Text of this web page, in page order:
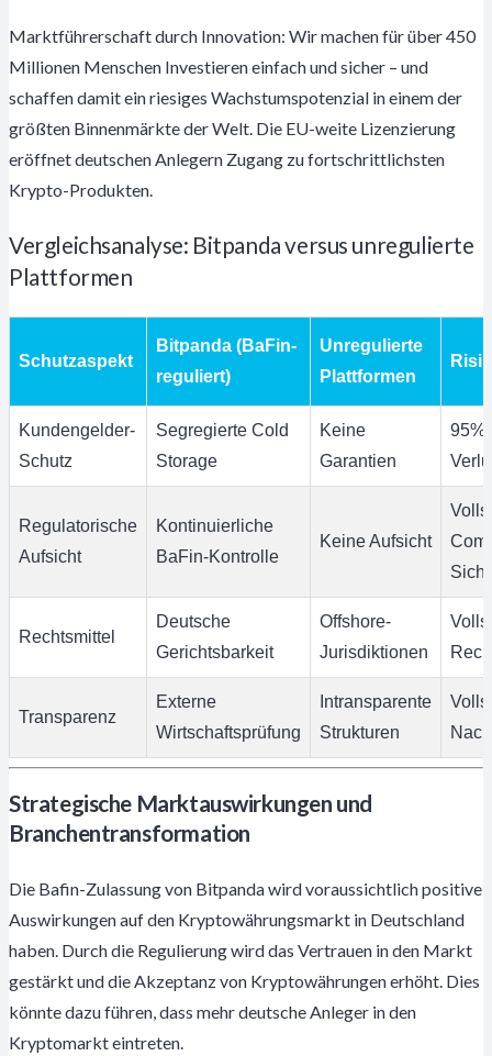
Marktführerschaft durch Innovation: Wir machen für über 450
Millionen Menschen Investieren einfach und sicher – und
schaffen damit ein riesiges Wachstumspotenzial in einem der
größten Binnenmärkte der Welt. Die EU-weite Lizenzierung
eröffnet deutschen Anlegern Zugang zu fortschrittlichsten
Krypto-Produkten.
Vergleichsanalyse: Bitpanda versus unregulierte
Plattformen
Schutzaspekt
Bitpanda (BaFin-
reguliert)
Unregulierte
Plattformen
Kundengelder-
Schutz
Segregierte Cold
Storage
Keine
Garantien
95%
Regulatorische
Aufsicht
Kontinuierliche
BaFin-Kontrolle
Keine Aufsicht
Rechtsmittel
Deutsche
Gerichtsbarkeit
Offshore-
Jurisdiktionen
Transparenz
Externe
Wirtschaftsprüfung
Intransparente
Strukturen
Strategische Marktauswirkungen und
Branchentransformation
Die Bafin-Zulassung von Bitpanda wird voraussichtlich positive
Auswirkungen auf den Kryptowährungsmarkt in Deutschland
haben. Durch die Regulierung wird das Vertrauen in den Markt
gestärkt und die Akzeptanz von Kryptowährungen erhöht. Dies
könnte dazu führen, dass mehr deutsche Anleger in den
Kryptomarkt eintreten.